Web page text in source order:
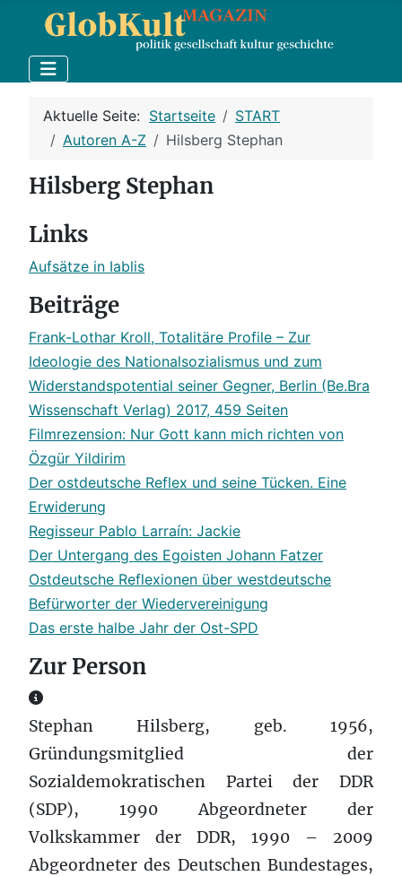
Aktuelle Seite: Startseite
START
Autoren A-Z
Hilsberg Stephan
Hilsberg Stephan
Links
Aufsätze in Iablis
Beiträge
Frank-Lothar Kroll, Totalitäre Profile – Zur
Ideologie des Nationalsozialismus und zum
Widerstandspotential seiner Gegner, Berlin (Be.Bra
Wissenschaft Verlag) 2017, 459 Seiten
Filmrezension: Nur Gott kann mich richten von
Özgür Yildirim
Der ostdeutsche Reflex und seine Tücken. Eine
Erwiderung
Regisseur Pablo Larraín: Jackie
Der Untergang des Egoisten Johann Fatzer
Ostdeutsche Reflexionen über westdeutsche
Befürworter der Wiedervereinigung
Das erste halbe Jahr der Ost-SPD
Zur Person
Zur Person
Stephan Hilsberg, geb. 1956,
Gründungsmitglied der
Sozialdemokratischen Partei der DDR
(SDP), 1990 Abgeordneter der
Volkskammer der DDR, 1990 – 2009
Abgeordneter des Deutschen Bundestages,